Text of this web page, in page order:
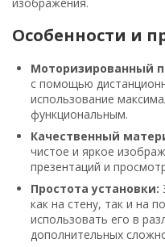
Особенности и
Моторизированный
с помощью
использование
функциональным.
Качественный
чистое и яркое
презентаций и
Простота установки:
как на стену, так и на
использовать его в
дополнительных